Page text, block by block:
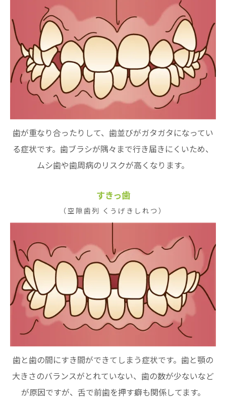
歯が重なり合ったりして、歯並びがガタガタになってい
る症状です。歯ブラシが隅々まで行き届きにくいため、
ムシ歯や歯周病のリスクが高くなります。
すきっ歯
（空隙歯列 くうげきしれつ）
歯と歯の間にすき間ができてしまう症状です。歯と顎の
大きさのバランスがとれていない、歯の数が少ないなど
が原因ですが、舌で前歯を押す癖も関係してます。